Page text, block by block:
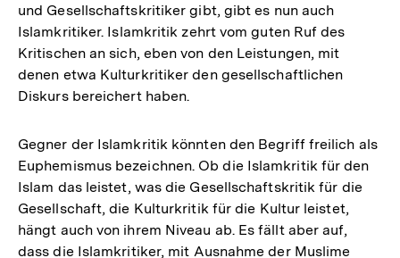
und Gesellschaftskritiker gibt, gibt es nun auch
Islamkritiker. Islamkritik zehrt vom guten Ruf des
Kritischen an sich, eben von den Leistungen, mit
denen etwa Kulturkritiker den gesellschaftlichen
Diskurs bereichert haben.
Gegner der Islamkritik könnten den Begriff freilich als
Euphemismus bezeichnen. Ob die Islamkritik für den
Islam das leistet, was die Gesellschaftskritik für die
Gesellschaft, die Kulturkritik für die Kultur leistet,
hängt auch von ihrem Niveau ab. Es fällt aber auf,
dass die Islamkritiker, mit Ausnahme der Muslime